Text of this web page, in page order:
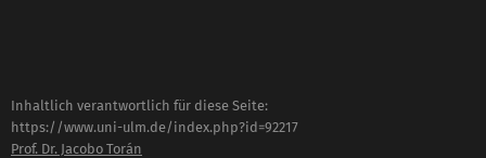
Inhaltlich verantwortlich für diese Seite:
https://www.uni-ulm.de/index.php?id=92217
Prof. Dr. Jacobo Torán